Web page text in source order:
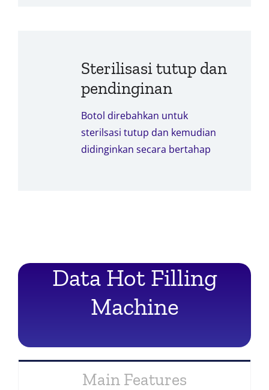
Sterilisasi tutup dan
pendinginan
Botol direbahkan untuk
sterilsasi tutup dan kemudian
didinginkan secara bertahap
Data Hot Filling
Machine
Main Features